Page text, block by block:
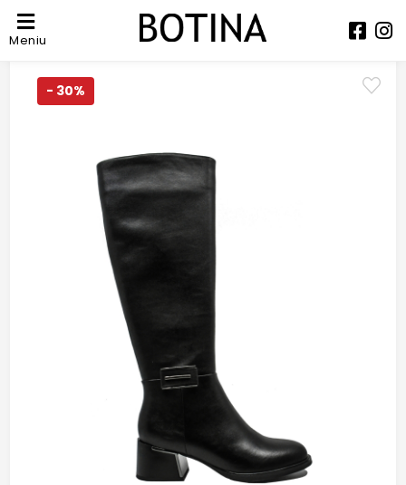
Meniu
- 30%